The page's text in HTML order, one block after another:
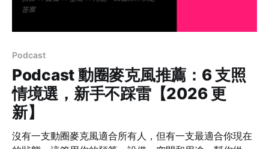
Podcast
Podcast 動圈麥克風推薦：6 支照
情境選，新手不踩雷【2026 更
新】
沒有一支動圈麥克風適合所有人，但有一支最適合你現在